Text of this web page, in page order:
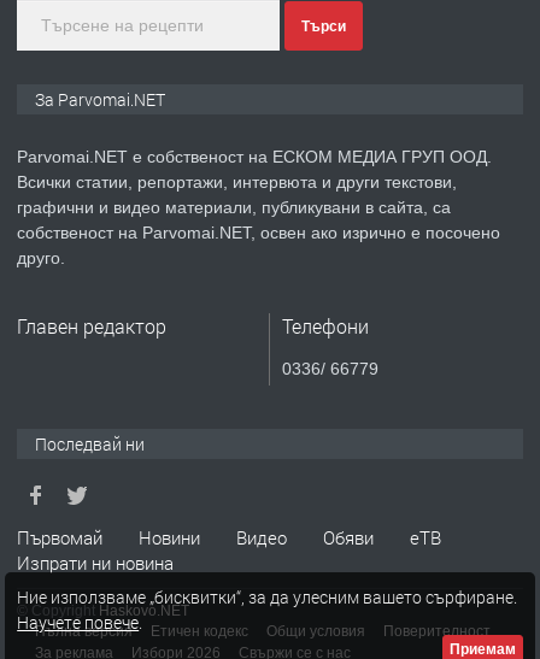
преди 1 година
ПРЕДЛАГА
Продавам апартамент - гр.
ПРЕДЛАГА
Търсим работник за работа в
разсадник
Търси
За Parvomai.NET
Parvomai.NET е собственост на ЕСКОМ МЕДИА ГРУП ООД.
Всички статии, репортажи, интервюта и други текстови,
графични и видео материали, публикувани в сайта, са
собственост на Parvomai.NET, освен ако изрично е посочено
друго.
Главен редактор Телефони
0336/ 66779
Последвай ни
Първомай Новини Видео Обяви
еТВ
Изпрати ни новина
© Copyright Haskovo.NET
Пълна версия
Етичен кодекс Общи условия
Поверителност
За реклама
Избори 2026 Свържи се с нас
Ние използваме „бисквитки“, за да улесним вашето сърфиране.
Научете повече.
Приемам